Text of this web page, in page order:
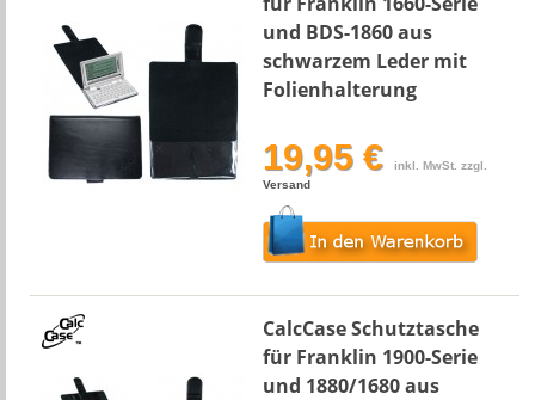
und BDS-1860 aus
schwarzem Leder mit
Folienhalterung
19,95 €
inkl. MwSt. zzgl.
Versand
CalcCase Schutztasche
für Franklin 1900-Serie
und 1880/1680 aus